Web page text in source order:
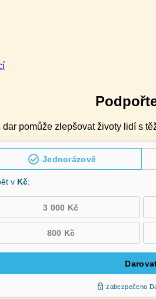
dar pomůže zlepšovat životy lidí s